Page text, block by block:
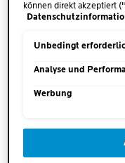
WANN
können direkt akzeptiert
Einwilligung fortfahren")
speichern"). Die
unsere
Unbedingt
Analyse und
Werbung